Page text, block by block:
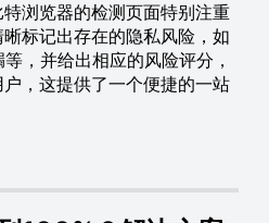
浏览器的检测页面特别注重
标记出存在的隐私风险，如
，并给出相应的风险评分，
，这提供了一个便捷的一站